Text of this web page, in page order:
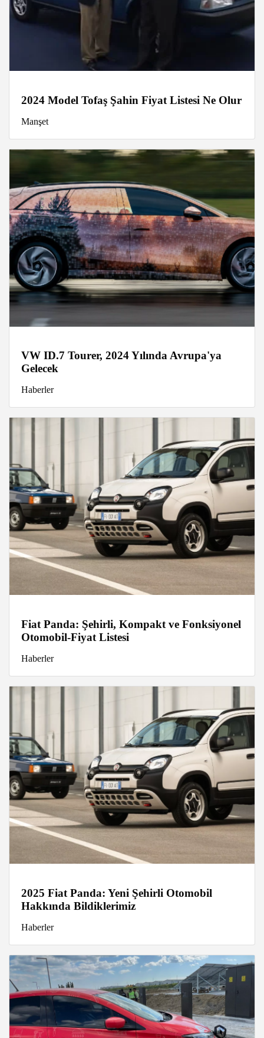
2024 Model Tofaş Şahin Fiyat Listesi Ne Olur
Manşet
VW ID.7 Tourer, 2024 Yılında Avrupa'ya
Gelecek
Haberler
Fiat Panda: Şehirli, Kompakt ve Fonksiyonel
Otomobil-Fiyat Listesi
Haberler
2025 Fiat Panda: Yeni Şehirli Otomobil
Hakkında Bildiklerimiz
Haberler